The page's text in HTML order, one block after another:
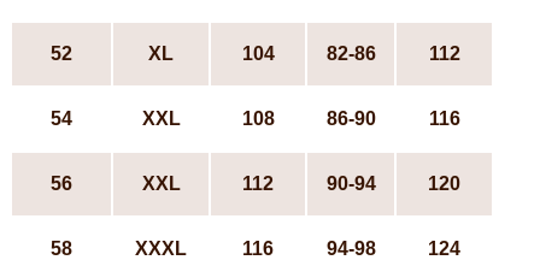
52 ХL 104 82-86 112
54 XXL 108 86-90 116
56 XXL 112 90-94 120
58 XXXL 116 94-98 124